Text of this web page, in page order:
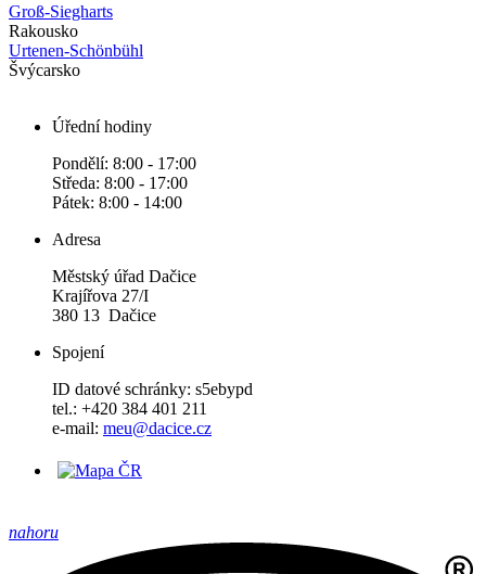
Groß-Siegharts
Rakousko
Urtenen-Schönbühl
Švýcarsko
Úřední hodiny
Pondělí: 8:00 - 17:00
Středa: 8:00 - 17:00
Pátek: 8:00 - 14:00
Adresa
Městský úřad Dačice
Krajířova 27/I
380 13 Dačice
Spojení
ID datové schránky: s5ebypd
tel.: +420 384 401 211
e-mail: meu@dacice.cz
nahoru